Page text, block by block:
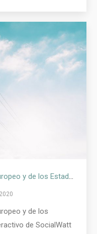
y de los
de SocialWatt